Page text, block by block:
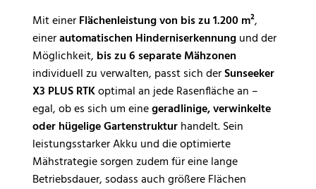
Mit einerFlächenleistung von bis zu 1.200 m²,
einerautomatischen Hinderniserkennungund der
Möglichkeit, bis zu 6 separate Mähzonen
individuell zu verwalten, passt sich derSunseeker
X3 PLUS RTKoptimal an jede Rasenfläche an –
egal, ob es sich um einegeradlinige, verwinkelte
oder hügelige Gartenstrukturhandelt. Sein
leistungsstarker Akku und die optimierte
Mähstrategie sorgen zudem für eine lange
Betriebsdauer, sodass auch größere Flächen